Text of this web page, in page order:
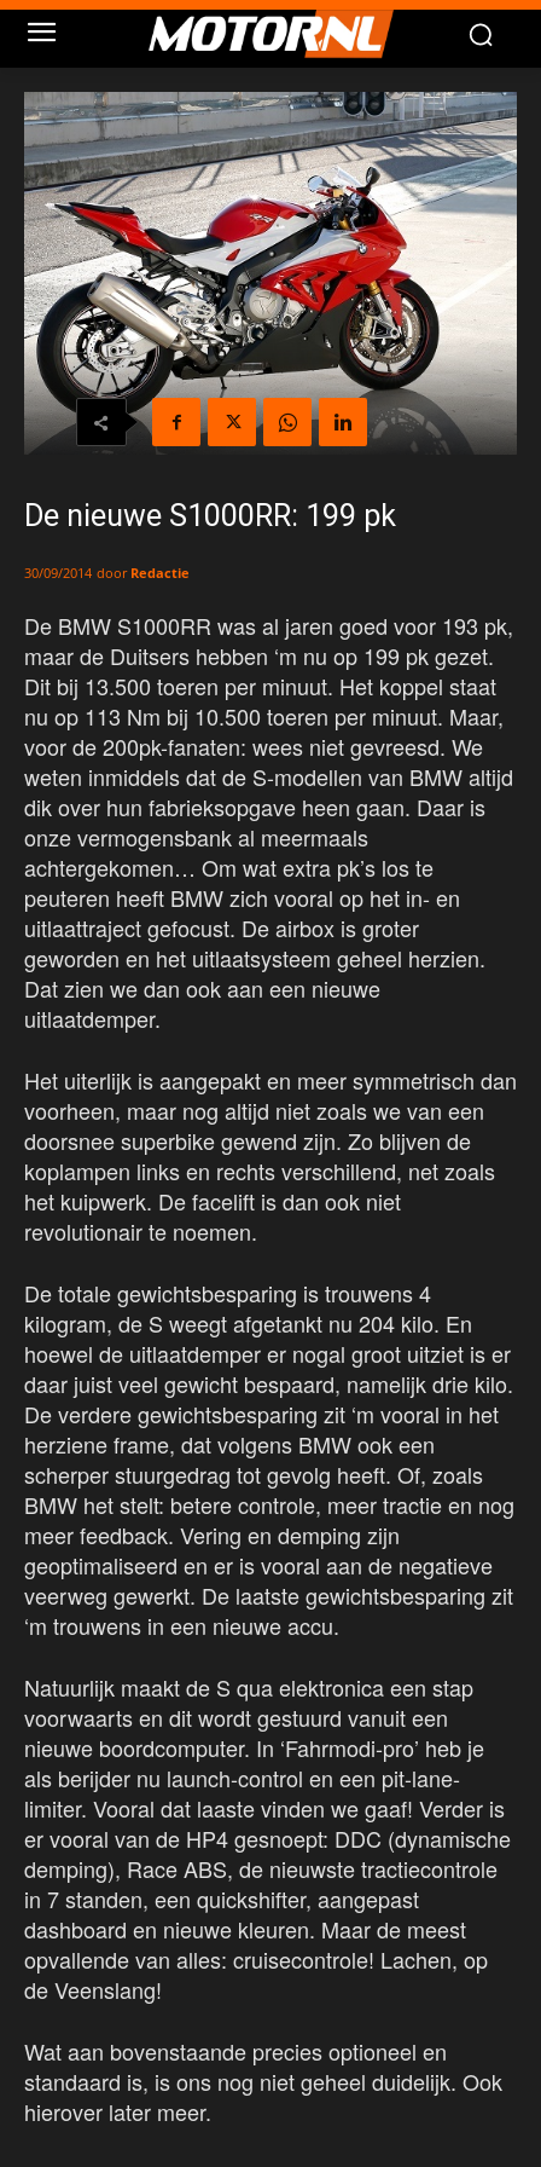
De nieuwe S1000RR: 199 pk
30/09/2014 door Redactie
De BMW S1000RR was al jaren goed voor 193 pk,
maar de Duitsers hebben ‘m nu op 199 pk gezet.
Dit bij 13.500 toeren per minuut. Het koppel staat
nu op 113 Nm bij 10.500 toeren per minuut. Maar,
voor de 200pk-fanaten: wees niet gevreesd. We
weten inmiddels dat de S-modellen van BMW altijd
dik over hun fabrieksopgave heen gaan. Daar is
onze vermogensbank al meermaals
achtergekomen… Om wat extra pk’s los te
peuteren heeft BMW zich vooral op het in- en
uitlaattraject gefocust. De airbox is groter
geworden en het uitlaatsysteem geheel herzien.
Dat zien we dan ook aan een nieuwe
uitlaatdemper.
Het uiterlijk is aangepakt en meer symmetrisch dan
voorheen, maar nog altijd niet zoals we van een
doorsnee superbike gewend zijn. Zo blijven de
koplampen links en rechts verschillend, net zoals
het kuipwerk. De facelift is dan ook niet
revolutionair te noemen.
De totale gewichtsbesparing is trouwens 4
kilogram, de S weegt afgetankt nu 204 kilo. En
hoewel de uitlaatdemper er nogal groot uitziet is er
daar juist veel gewicht bespaard, namelijk drie kilo.
De verdere gewichtsbesparing zit ‘m vooral in het
herziene frame, dat volgens BMW ook een
scherper stuurgedrag tot gevolg heeft. Of, zoals
BMW het stelt: betere controle, meer tractie en nog
meer feedback. Vering en demping zijn
geoptimaliseerd en er is vooral aan de negatieve
veerweg gewerkt. De laatste gewichtsbesparing zit
‘m trouwens in een nieuwe accu.
Natuurlijk maakt de S qua elektronica een stap
voorwaarts en dit wordt gestuurd vanuit een
nieuwe boordcomputer. In ‘Fahrmodi-pro’ heb je
als berijder nu launch-control en een pit-lane-
limiter. Vooral dat laaste vinden we gaaf! Verder is
er vooral van de HP4 gesnoept: DDC (dynamische
demping), Race ABS, de nieuwste tractiecontrole
in 7 standen, een quickshifter, aangepast
dashboard en nieuwe kleuren. Maar de meest
opvallende van alles: cruisecontrole! Lachen, op
de Veenslang!
Wat aan bovenstaande precies optioneel en
standaard is, is ons nog niet geheel duidelijk. Ook
hierover later meer.